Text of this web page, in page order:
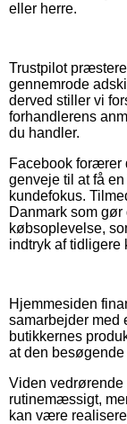
eller herre.
Trustpilot
gennemrode
derved stiller vi
forhandlerens
du handler.
Facebook forærer
genveje til at få
kundefokus.
Danmark som
købsoplevelse,
indtryk af tidligere
Hjemmesiden
samarbejder med
butikkernes
at den
Viden
rutinemæssigt,
kan være